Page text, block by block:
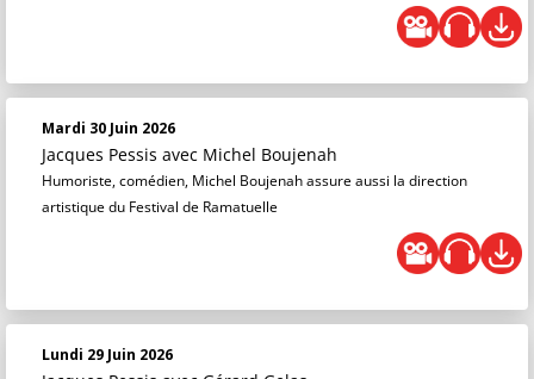
Mardi 30 Juin 2026
Jacques Pessis avec Michel Boujenah
Humoriste, comédien, Michel Boujenah assure aussi la direction
artistique du Festival de Ramatuelle
Lundi 29 Juin 2026